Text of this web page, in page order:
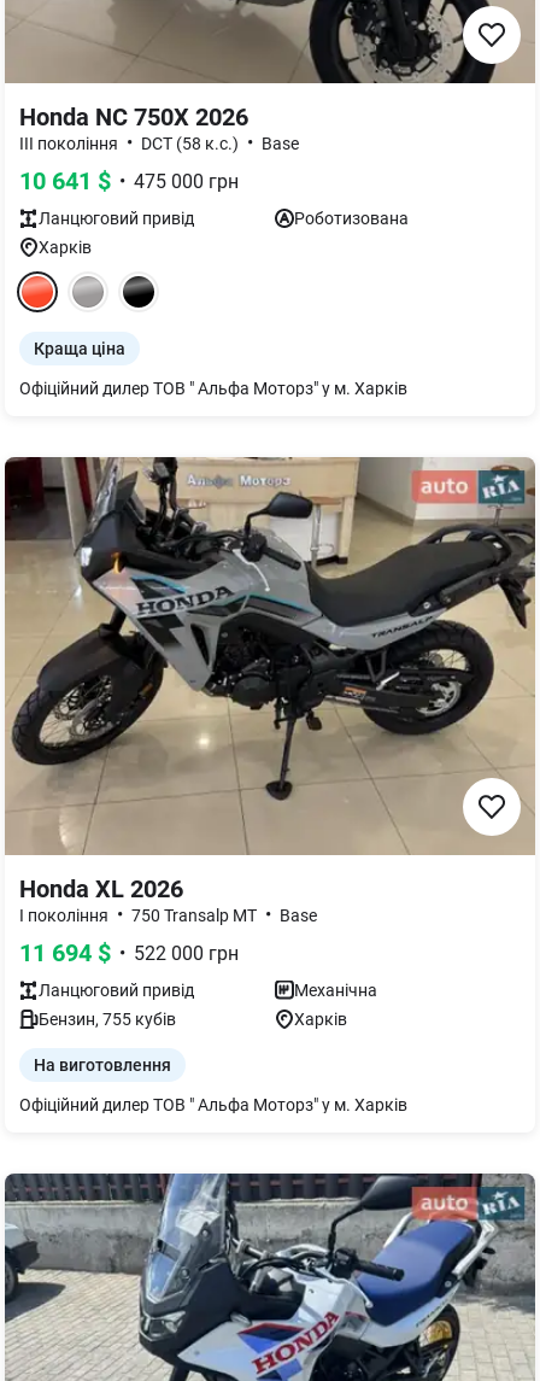
Honda NC 750X 2026
III покоління • DCT (58 к.с.) • Base
10 641 $ • 475 000 грн
Ланцюговий привід
Роботизована
Харків
Краща ціна
Офіційний дилер ТОВ " Альфа Моторз" у м. Харків
Honda XL 2026
I покоління • 750 Transalp MT • Base
11 694 $ • 522 000 грн
Ланцюговий привід
Механічна
Бензин, 755 кубів Харків
На виготовлення
Офіційний дилер ТОВ " Альфа Моторз" у м. Харків